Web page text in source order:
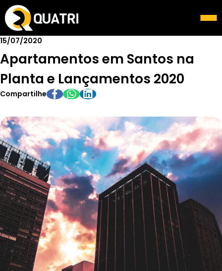
15/07/2020
Apartamentos em Santos na
Planta e Lançamentos 2020
Compartilhe